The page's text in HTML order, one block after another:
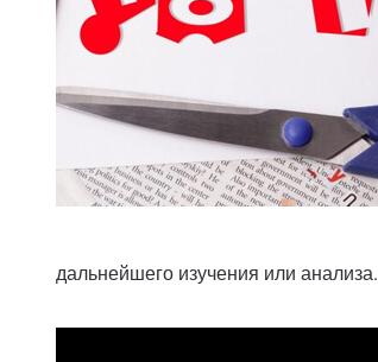
дальнейшего изучения или анализа.